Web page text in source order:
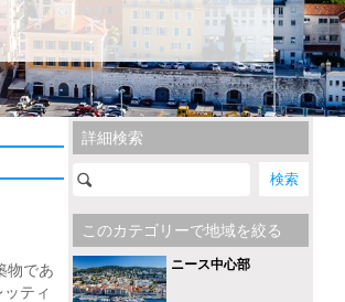
詳細検索
このカテゴリーで地域を絞る
ニース中心部
物であ
ティ